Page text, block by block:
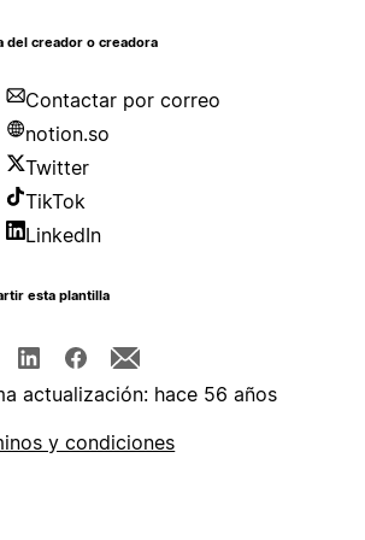
del creador o creadora
Contactar por correo
notion.so
Twitter
TikTok
LinkedIn
esta plantilla
actualización: hace 56 años
y condiciones